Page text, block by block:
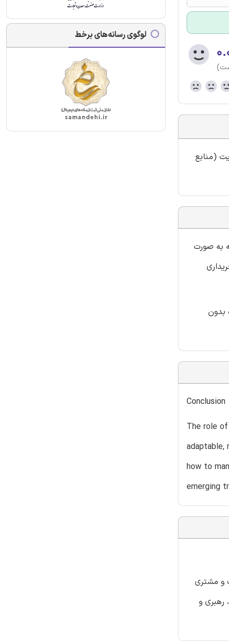
(منابع
به صورت
بدون
Conclusion
The role
adaptable,
how to
emerging
و مشتری
رهبری و
لوگوی رسانه‌های برخط